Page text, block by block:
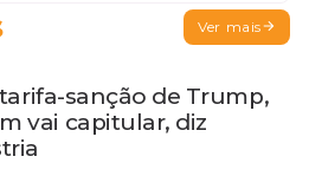
Ver mais
sanção de Trump,
vai capitular, diz